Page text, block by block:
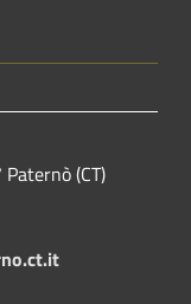
(CT)